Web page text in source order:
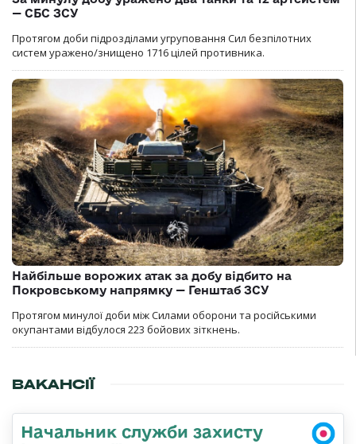
— СБС ЗСУ
Протягом доби підрозділами угруповання Сил безпілотних
систем уражено/знищено 1716 цілей противника.
Найбільше ворожих атак за добу відбито на
Покровському напрямку — Генштаб ЗСУ
Протягом минулої доби між Силами оборони та російськими
окупантами відбулося 223 бойових зіткнень.
ВАКАНСІЇ
Начальник служби захисту